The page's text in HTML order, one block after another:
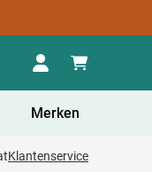
Merken
Klantenservice